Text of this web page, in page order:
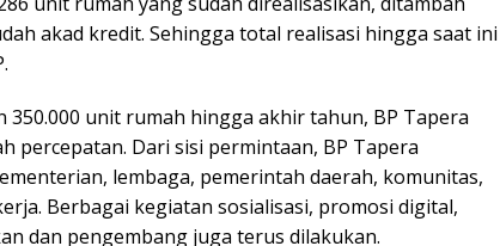
akad kredit. Sehingga total realisasi hingga saat ini
unit rumah hingga akhir tahun, BP Tapera
percepatan. Dari sisi permintaan, BP Tapera
lembaga, pemerintah daerah, komunitas,
Berbagai kegiatan sosialisasi, promosi digital,
dan pengembang juga terus dilakukan.